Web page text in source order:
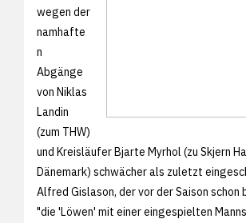
wegen der
namhafte
n
Abgänge
von Niklas
Landin
(zum THW)
und Kreisläufer Bjarte Myrhol (zu Skjern
Dänemark) schwächer als zuletzt
Alfred Gislason, der vor der Saison schon
"die 'Löwen' mit einer eingespielten